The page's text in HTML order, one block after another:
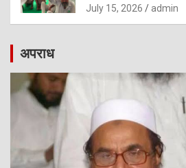
July 15, 2026 admin
अपराध